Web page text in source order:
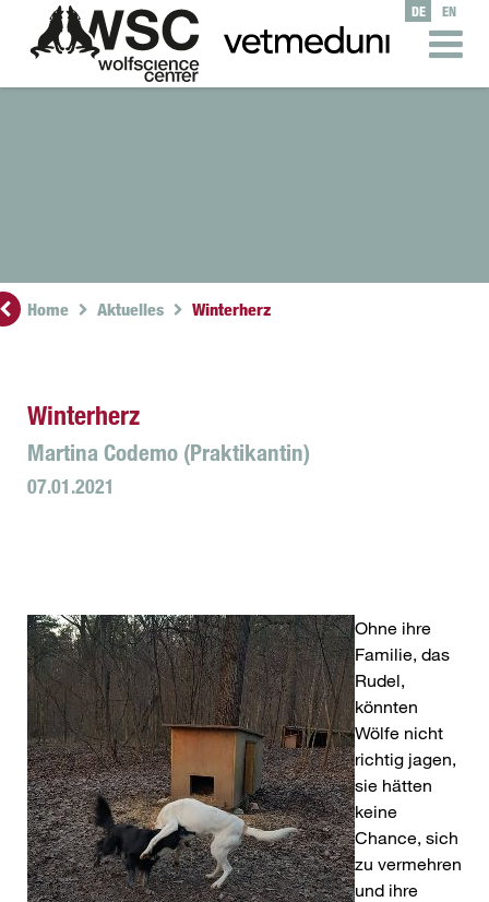
DE EN
Home Aktuelles Winterherz
Winterherz
Martina Codemo (Praktikantin)
07.01.2021
Ohne ihre
Familie, das
Rudel,
könnten
Wölfe nicht
richtig jagen,
sie hätten
keine
Chance, sich
zu vermehren
und ihre